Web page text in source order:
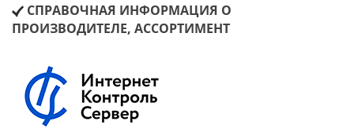
СПРАВОЧНАЯ ИНФОРМАЦИЯ О
ПРОИЗВОДИТЕЛЕ, АССОРТИМЕНТ